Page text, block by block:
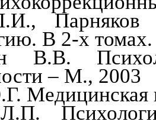
Парняков
В 2-х томах.
В.В.
– М., 2003
Медицинская